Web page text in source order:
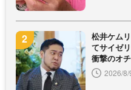
松井ケム
てサイゼ
衝撃のオ
2026/